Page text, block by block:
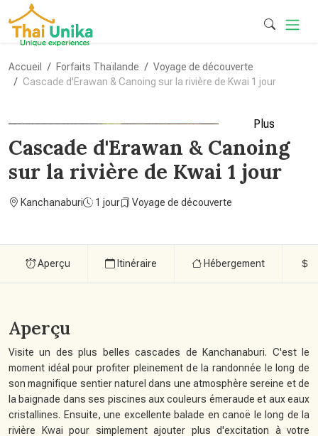
Accueil Forfaits Thaïlande
Voyage de découverte
Cascade d'Erawan & Canoing sur la rivière de Kwai 1 jour
Plus
Cascade d'Erawan & Canoing
sur la rivière de Kwai 1 jour
Kanchanaburi 1 jour Voyage de découverte
Aperçu Itinéraire Hébergement
Aperçu
Visite un des plus belles cascades de Kanchanaburi. C'est le
moment idéal pour profiter pleinement de la randonnée le long de
son magnifique sentier naturel dans une atmosphère sereine et de
la baignade dans ses piscines aux couleurs émeraude et aux eaux
cristallines. Ensuite, une excellente balade en canoë le long de la
rivière Kwai pour simplement ajouter plus d'excitation à votre